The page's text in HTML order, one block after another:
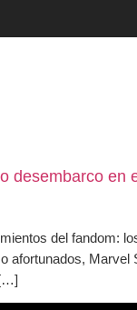
desembarco en
del fandom:
afortunados,